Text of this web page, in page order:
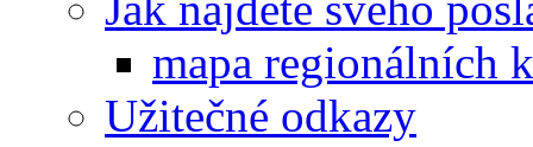
mapa regionálních
Užitečné odkazy